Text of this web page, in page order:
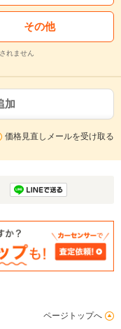
その他
れません
加
価格見直しメールを受け取る
ページトップへ